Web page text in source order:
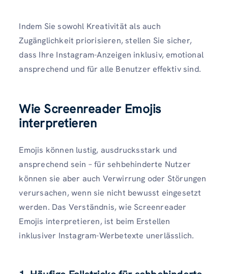
Indem Sie sowohl Kreativität als auch
Zugänglichkeit priorisieren, stellen Sie sicher,
dass Ihre Instagram-Anzeigen inklusiv, emotional
ansprechend und für alle Benutzer effektiv sind.
Wie Screenreader Emojis
interpretieren
Emojis können lustig, ausdrucksstark und
ansprechend sein – für sehbehinderte Nutzer
können sie aber auch Verwirrung oder Störungen
verursachen, wenn sie nicht bewusst eingesetzt
werden. Das Verständnis, wie Screenreader
Emojis interpretieren, ist beim Erstellen
inklusiver Instagram-Werbetexte unerlässlich.